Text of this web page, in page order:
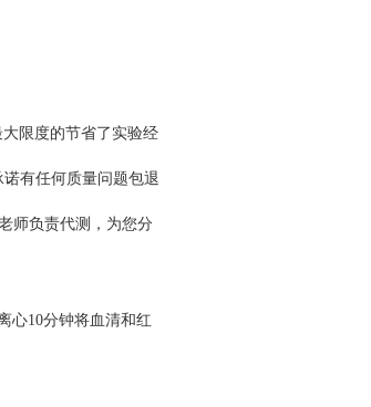
限度的节省了实验经
有任何质量问题包退
师负责代测，为您分
心10分钟将血清和红